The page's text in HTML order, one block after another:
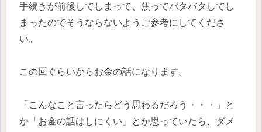
手続きが前後してしまって、焦ってバタバタしてし
まったのでそうならないようご参考にしてくださ
い。
この回ぐらいからお金の話になります。
「こんなこと言ったらどう思わるだろう・・・」と
か「お金の話はしにくい」とか思っていたら、ダメ